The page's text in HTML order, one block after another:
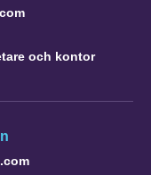
och kontor